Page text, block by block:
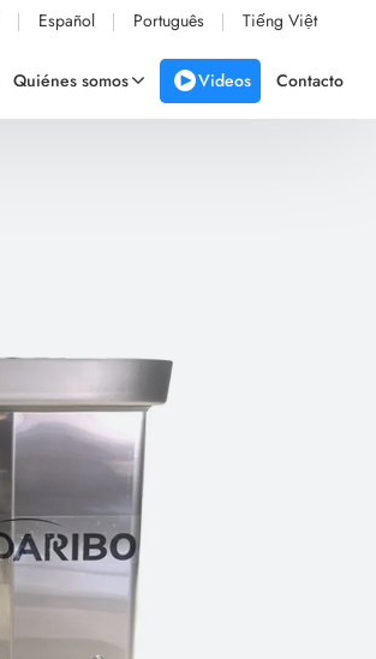
Español Português Tiếng Việt
Quiénes somos Videos Contacto